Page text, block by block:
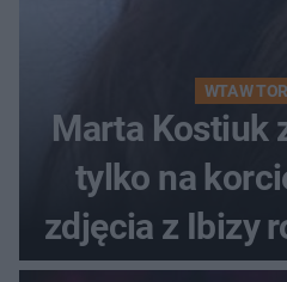
WTA W
Marta Kostiuk
tylko na
zdjęcia z Ibizy